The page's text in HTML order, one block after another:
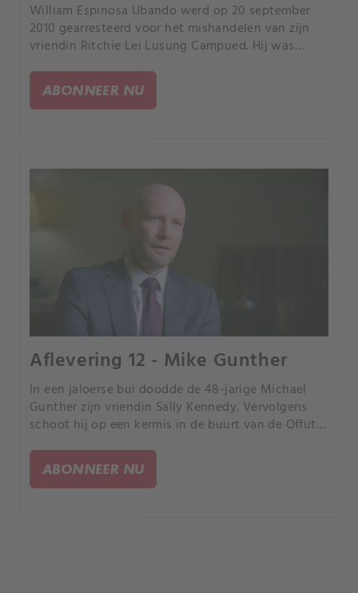
William Espinosa Ubando werd op 20 september
2010 gearresteerd voor het mishandelen van zijn
vriendin Ritchie Lei Lusung Campued. Hij was
ze weg wilde.
ABONNEER NU
Aflevering 12 - Mike Gunther
In een jaloerse bui doodde de 48-jarige Michael
Gunther zijn vriendin Sally Kennedy. Vervolgens
schoot hij op een kermis in de buurt van de Offutt
wie ze vreemdging, de 36-jarige Michael Zawodny.
ABONNEER NU